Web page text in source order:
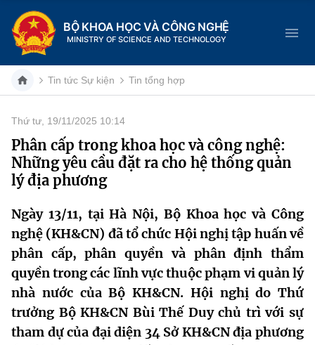
BỘ KHOA HỌC VÀ CÔNG NGHỆ
MINISTRY OF SCIENCE AND TECHNOLOGY
Danh mục
Trang chủ
Chức năng nhiệm vụ
Cơ cấu tổ chức
Lịch sử phát triển
Sở Khoa học và Công nghệ
Tin tức sự kiện
Khoa học và Công nghệ
Đổi mới sáng tạo
Chuyển đổi số
Dịch vụ công
Hệ thống văn bản
Văn bản QPPL
MST IOFFICE
Tin tức Sự kiện Tin tổng hợp
Thứ tư, 19/11/2025 10:14
Phân cấp trong khoa học và công nghệ:
Những yêu cầu đặt ra cho hệ thống quản
lý địa phương
Ngày 13/11, tại Hà Nội, Bộ Khoa học và Công
nghệ (KH&CN) đã tổ chức Hội nghị tập huấn về
phân cấp, phân quyền và phân định thẩm
quyền trong các lĩnh vực thuộc phạm vi quản lý
nhà nước của Bộ KH&CN. Hội nghị do Thứ
trưởng Bộ KH&CN Bùi Thế Duy chủ trì với sự
tham dự của đại diện 34 Sở KH&CN địa phương